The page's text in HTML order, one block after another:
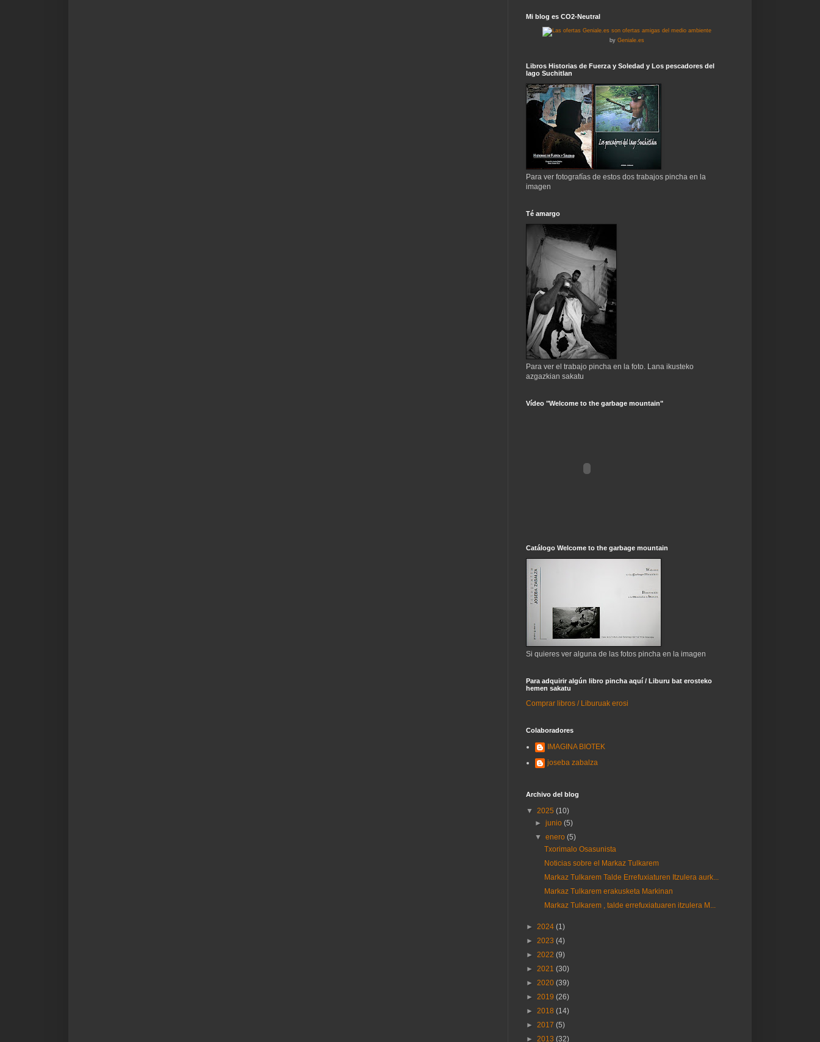
Mi blog es CO2-Neutral
by Geniale.es
Libros Historias de Fuerza y Soledad y Los pescadores del
lago Suchitlan
Para ver fotografías de estos dos trabajos pincha en la
imagen
Té amargo
Para ver el trabajo pincha en la foto. Lana ikusteko
azgazkian sakatu
Vídeo "Welcome to the garbage mountain"
Catálogo Welcome to the garbage mountain
Si quieres ver alguna de las fotos pincha en la imagen
Para adquirir algún libro pincha aquí / Liburu bat erosteko
hemen sakatu
Comprar libros / Liburuak erosi
Colaboradores
IMAGINA BIOTEK
joseba zabalza
Archivo del blog
▼ 2025 (10)
►junio(5)
▼enero(5)
Txorimalo Osasunista
Noticias sobre el Markaz Tulkarem
Markaz Tulkarem Talde Errefuxiaturen Itzulera aurk...
Markaz Tulkarem erakusketa Markinan
Markaz Tulkarem , talde errefuxiatuaren itzulera M...
► 2024 (1)
► 2023 (4)
► 2022 (9)
► 2021 (30)
► 2020 (39)
► 2019 (26)
► 2018 (14)
► 2017 (5)
► 2013 (32)